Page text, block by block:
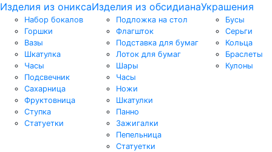
Изделия из оникса
Набор бокалов
Горшки
Вазы
Шкатулка
Часы
Подсвечник
Сахарница
Фруктовница
Ступка
Статуетки
Изделия из обсидиана
Подложка на стол
Флагшток
Подставка для бумаг
Лоток для бумаг
Шары
Часы
Ножи
Шкатулки
Панно
Зажигалки
Пепельница
Статуетки
Украшения
Бусы
Серьги
Кольца
Браслеты
Кулоны